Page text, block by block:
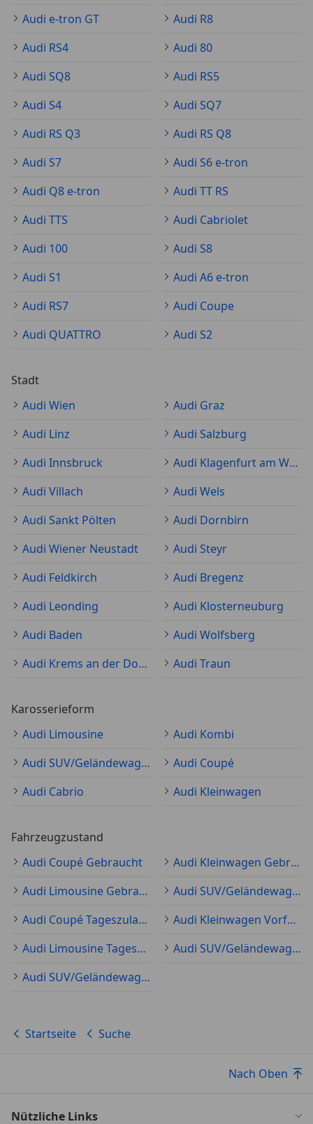
Audi e-tron GT
Audi R8
Audi RS4
Audi 80
Audi SQ8
Audi RS5
Audi S4
Audi SQ7
Audi RS Q3
Audi RS Q8
Audi S7
Audi S6 e-tron
Audi Q8 e-tron
Audi TT RS
Audi TTS
Audi Cabriolet
Audi 100
Audi S8
Audi S1
Audi A6 e-tron
Audi RS7
Audi Coupe
Audi QUATTRO
Audi S2
Stadt
Audi Wien
Audi Graz
Audi Linz
Audi Salzburg
Audi Innsbruck
Audi Klagenfurt am Wörthersee
Audi Villach
Audi Wels
Audi Sankt Pölten
Audi Dornbirn
Audi Wiener Neustadt
Audi Steyr
Audi Feldkirch
Audi Bregenz
Audi Leonding
Audi Klosterneuburg
Audi Baden
Audi Wolfsberg
Audi Krems an der Donau
Audi Traun
Karosserieform
Audi Limousine
Audi Kombi
Audi SUV/Geländewagen/Pickup
Audi Coupé
Audi Cabrio
Audi Kleinwagen
Fahrzeugzustand
Audi Coupé Gebraucht
Audi Kleinwagen Gebraucht
Audi Limousine Gebraucht
Audi SUV/Geländewagen/Pickup Gebraucht
Audi Coupé Tageszulassung
Audi Kleinwagen Vorführfahrzeug
Audi Limousine Tageszulassung
Audi SUV/Geländewagen/Pickup Tageszulassung
Audi SUV/Geländewagen/Pickup Neu
Startseite Suche
Nach Oben
Nützliche Links